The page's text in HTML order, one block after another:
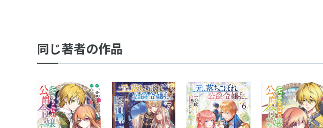
同じ著者の作品